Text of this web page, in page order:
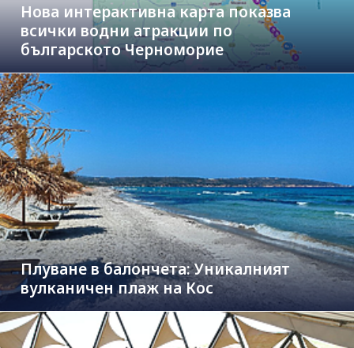
Нова интерактивна карта показва
всички водни атракции по
българското Черноморие
Плуване в балончета: Уникалният
вулканичен плаж на Кос